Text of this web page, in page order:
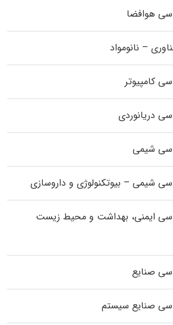
هوافضا
– نانومواد
کامپیوتر
دریانوردی
شیمی
شیمی – بیوتکنولوژی و داروسازی
ایمنی، بهداشت و محیط زیست
صنایع
صنایع سیستم